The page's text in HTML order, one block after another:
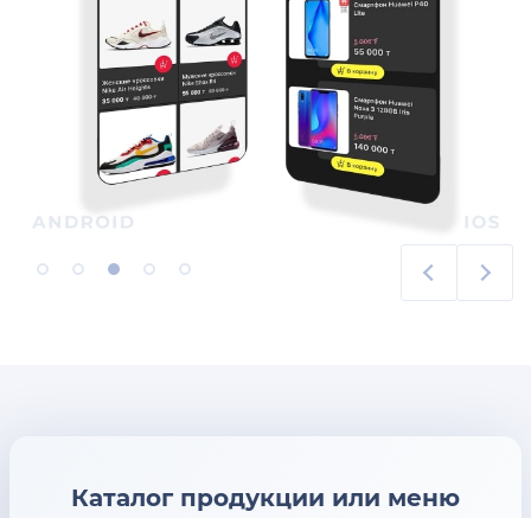
Previous Next
1 2 3 4 5
Каталог продукции или меню